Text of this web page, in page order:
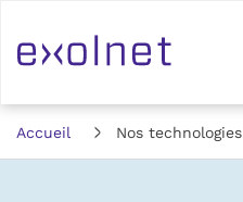
Accueil Nos technologies